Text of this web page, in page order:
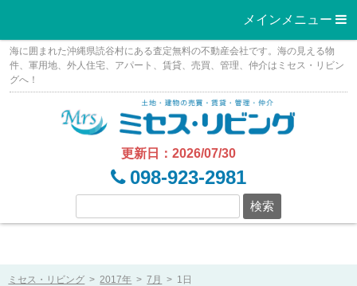
メインメニュー 
Skip
content
海に囲まれた沖縄県読谷村にある査定無料の不動産会社です。海の見える物
件、軍用地、外人住宅、アパート、賃貸、売買、管理、仲介はミセス・リビン
グへ！
更新日：2026/07/30
098-923-2981
ミセス・リビング > 2017年 > 7月 > 1日